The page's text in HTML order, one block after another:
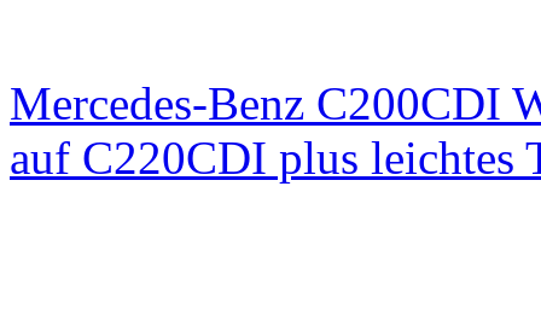
Mercedes-Benz C200CDI
auf C220CDI plus